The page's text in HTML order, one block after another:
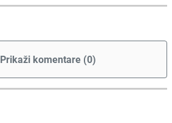
Prikaži komentare (0)